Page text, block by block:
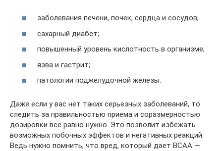
заболевания печени, почек, сердца и сосудов;
сахарный диабет;
повышенный уровень кислотность в организме;
язва и гастрит;
патологии поджелудочной железы.
Даже если у вас нет таких серьезных заболеваний, то
следить за правильностью приема и соразмерностью
дозировки все равно нужно. Это позволит избежать
возможных побочных эффектов и негативных реакций.
Ведь нужно помнить, что вред, который дает ВСАА —